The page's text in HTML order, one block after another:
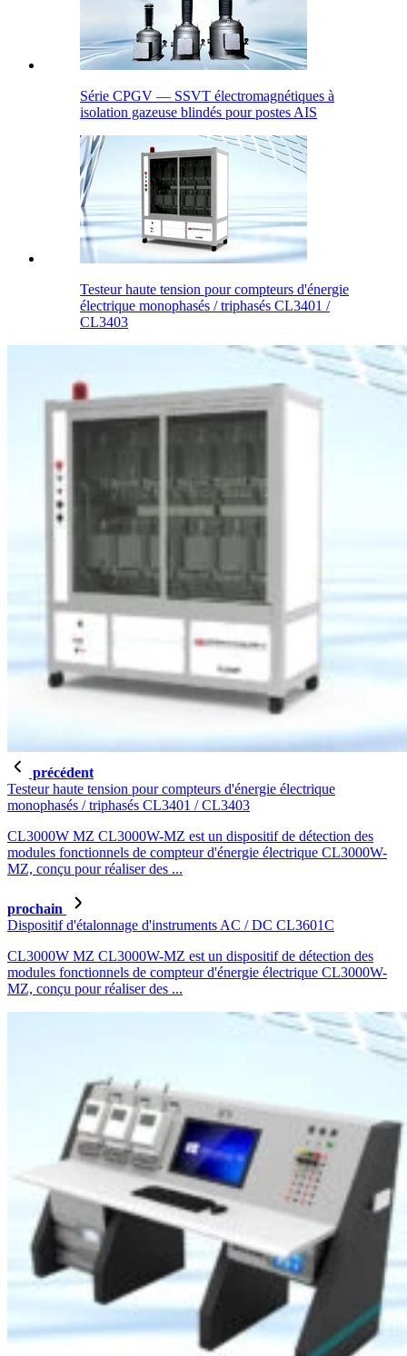
Série CPGV — SSVT électromagnétiques à
isolation gazeuse blindés pour postes AIS
Testeur haute tension pour compteurs d'énergie
électrique monophasés / triphasés CL3401 /
CL3403
précédent
Testeur haute tension pour compteurs d'énergie électrique
monophasés / triphasés CL3401 / CL3403
CL3000W MZ CL3000W-MZ est un dispositif de détection des
modules fonctionnels de compteur d'énergie électrique CL3000W-
MZ, conçu pour réaliser des ...
prochain
Dispositif d'étalonnage d'instruments AC / DC CL3601C
CL3000W MZ CL3000W-MZ est un dispositif de détection des
modules fonctionnels de compteur d'énergie électrique CL3000W-
MZ, conçu pour réaliser des ...